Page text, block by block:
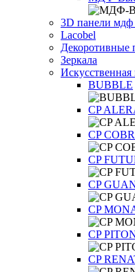
3D панели мдф
Lacobel
Декоротивные
Зеркала
BUBBLE
CP
CP
CP
CP
CP
CP
CP